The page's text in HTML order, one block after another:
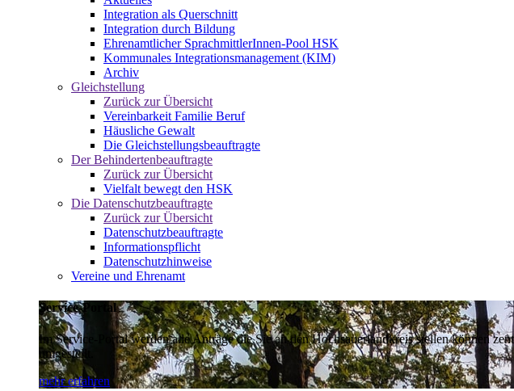
Integration als Querschnitt
Integration durch Bildung
Ehrenamtlicher SprachmittlerInnen-Pool HSK
Kommunales Integrationsmanagement (KIM)
Archiv
Gleichstellung
Zurück zur Übersicht
Vereinbarkeit Familie Beruf
Häusliche Gewalt
Die Gleichstellungsbeauftragte
Der Behindertenbeauftragte
Zurück zur Übersicht
Vielfalt bewegt den HSK
Die Datenschutzbeauftragte
Zurück zur Übersicht
Datenschutzbeauftragte
Informationspflicht
Datenschutzhinweise
Vereine und Ehrenamt
Service-Portal
Im Service-Portal werden alle Anträge die Sie an den Hochsauerlandkreis stellen können
umgestellt.
mehr erfahren